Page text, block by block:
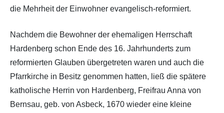
die Mehrheit der Einwohner evangelisch-reformiert.
Nachdem die Bewohner der ehemaligen Herrschaft
Hardenberg schon Ende des 16. Jahrhunderts zum
reformierten Glauben übergetreten waren und auch die
Pfarrkirche in Besitz genommen hatten, ließ die spätere
katholische Herrin von Hardenberg, Freifrau Anna von
Bernsau, geb. von Asbeck, 1670 wieder eine kleine